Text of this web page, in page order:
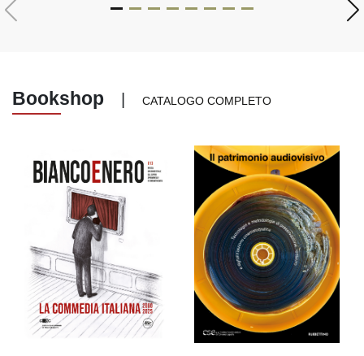
Bookshop CATALOGO COMPLETO